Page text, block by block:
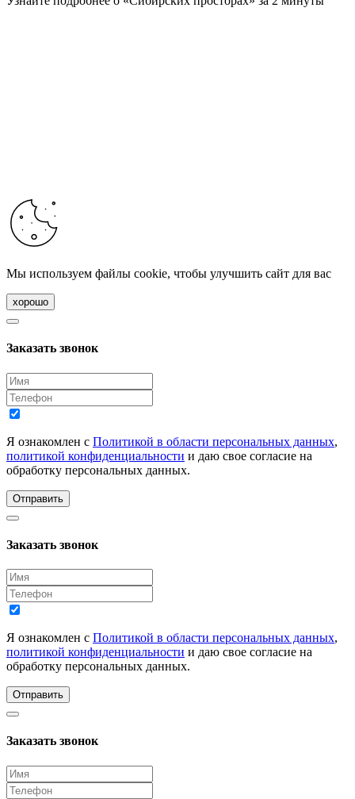
Мы используем файлы cookie, чтобы улучшить сайт для вас
хорошо
Заказать звонок
Я ознакомлен с Политикой в области персональных данных,
политикой конфиденциальности и даю свое согласие на
обработку персональных данных.
Отправить
Заказать звонок
Я ознакомлен с Политикой в области персональных данных,
политикой конфиденциальности и даю свое согласие на
обработку персональных данных.
Отправить
Заказать звонок